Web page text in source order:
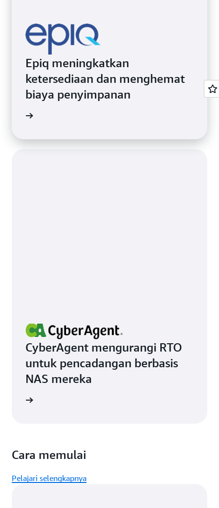
Epiq meningkatkan
ketersediaan dan menghemat
biaya penyimpanan
CyberAgent mengurangi RTO
untuk pencadangan berbasis
NAS mereka
Cara memulai
Pelajari selengkapnya